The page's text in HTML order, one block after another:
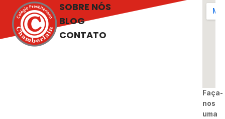
SOBRE NÓS
BLOG
CONTATO
Faça-
nos
uma